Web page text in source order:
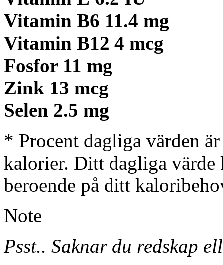
Vitamin B6 11.4 mg
Vitamin B12 4 mcg
Fosfor 11 mg
Zink 13 mcg
Selen 2.5 mg
* Procent dagliga värden
kalorier. Ditt dagliga värde
beroende på ditt
Note
Psst.. Saknar du redskap